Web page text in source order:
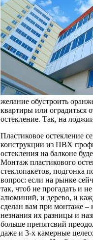
желание обустроить
квартиры или оградиться
остекление. Так, на
Пластиковое остекление
конструкции из ПВХ
остекления на балконе
Монтаж пластикового
стеклопакетов, подгонка
вопрос: если на рынке
так, чтоб не прогадать и
алюминий, и дерево, и
сделан вам при монтаже –
незнания их разницы и
больше препятсвий
даже и 3-х камерные